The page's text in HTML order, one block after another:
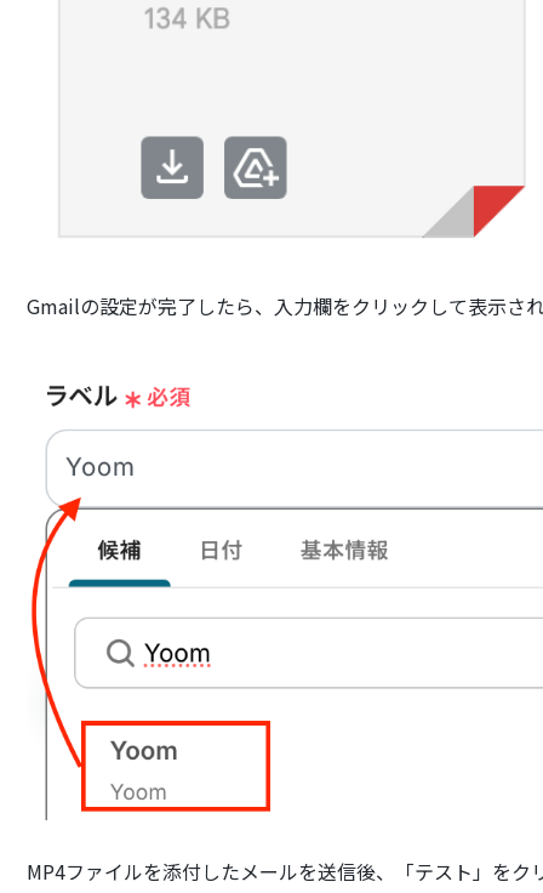
Gmailの設定が完了したら、入力欄をクリックして表示さ
MP4ファイルを添付したメールを送信後、「テスト」を